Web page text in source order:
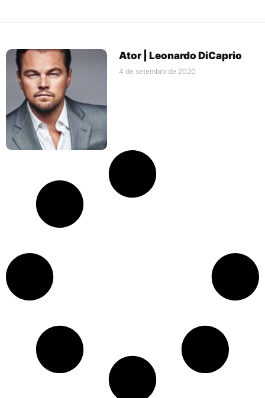
Ator | Leonardo DiCaprio
4 de setembro de 2020